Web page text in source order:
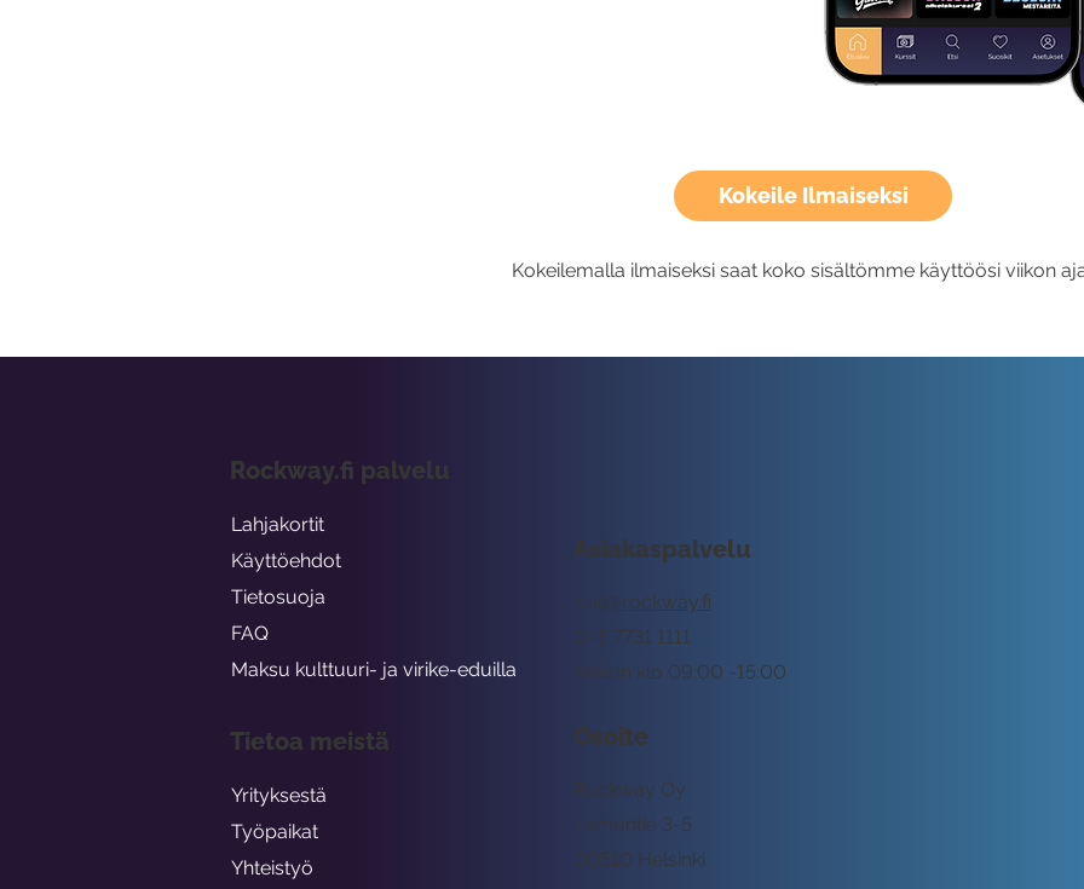
Kokeile Ilmaiseksi
Kokeilemalla ilmaiseksi saat koko sisältömme käyttöösi viikon
Asiakaspalvelu
tuki@rockway.fi
Arkisin klo 09:00 -15:00
045 7731 1111
Osoite
Rockway Oy
Lemuntie 3-5
00510 Helsinki
Rockway.fi palvelu
Lahjakortit
Käyttöehdot
Tietosuoja
FAQ
Maksu kulttuuri- ja virike-eduilla
Tietoa meistä
Yrityksestä
Työpaikat
Yhteistyö